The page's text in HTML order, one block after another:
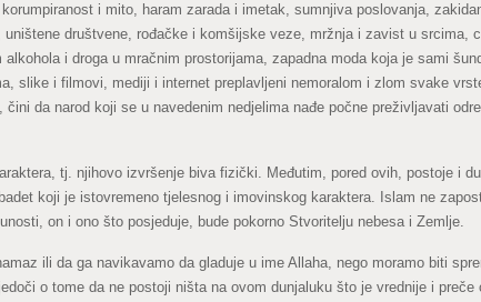
i mito, haram zarada i imetak, sumnjiva poslovanja,
društvene, rođačke i komšijske veze, mržnja i zavist u srcima,
i droga u mračnim prostorijama, zapadna moda koja je sami
slike i filmovi, mediji i internet preplavljeni nemoralom i zlom svake
da narod koji se u navedenim nedjelima nađe počne preživljavati
tj. njihovo izvršenje biva fizički. Međutim, pored ovih, postoje i
koji je istovremeno tjelesnog i imovinskog karaktera. Islam ne
on i ono što posjeduje, bude pokorno Stvoritelju nebesa i Zemlje.
ili da ga navikavamo da gladuje u ime Allaha, nego moramo biti
o tome da ne postoji ništa na ovom dunjaluku što je vrednije i preče